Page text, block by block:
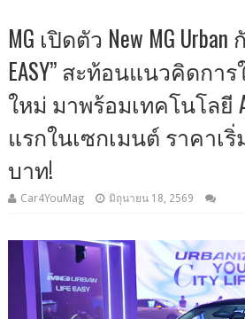
MG เปิดตัว New MG
EASY” สะท้อนแนวคิดกา
ใหม่ มาพร้อมเทคโนโลยี
แรกในเซกเมนต์ ราคาเริ่
บาท!
Car4YouMag มิถุนายน 18, 2569